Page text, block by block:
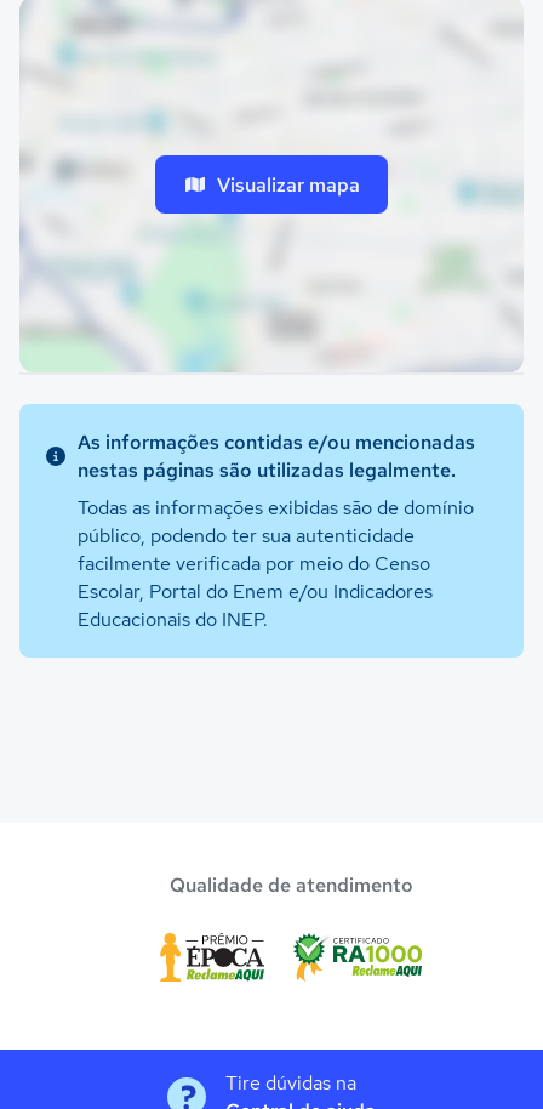
Visualizar mapa
As informações contidas e/ou mencionadas
nestas páginas são utilizadas legalmente.
Todas as informações exibidas são de domínio
público, podendo ter sua autenticidade
facilmente verificada por meio do Censo
Escolar, Portal do Enem e/ou Indicadores
Educacionais do INEP.
Qualidade de atendimento
Tire dúvidas na